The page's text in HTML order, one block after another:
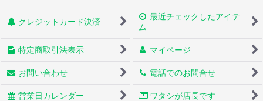
クレジットカード決済
最近チェックしたアイテ
ム
特定商取引法表示 マイページ
お問い合わせ 電話でのお問合せ
営業日カレンダー ワタシが店長です